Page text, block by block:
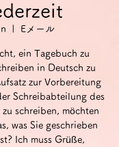
Eメール
ein Tagebuch zu
in Deutsch zu
zur Vorbereitung
Schreibabteilung des
schreiben, möchten
was Sie geschrieben
Ich muss Grüße,